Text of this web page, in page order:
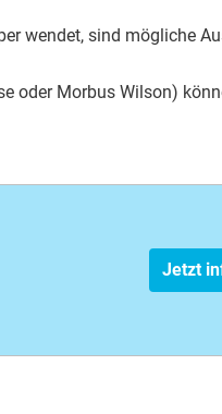
wendet, sind mögliche
oder Morbus Wilson)
Jetzt